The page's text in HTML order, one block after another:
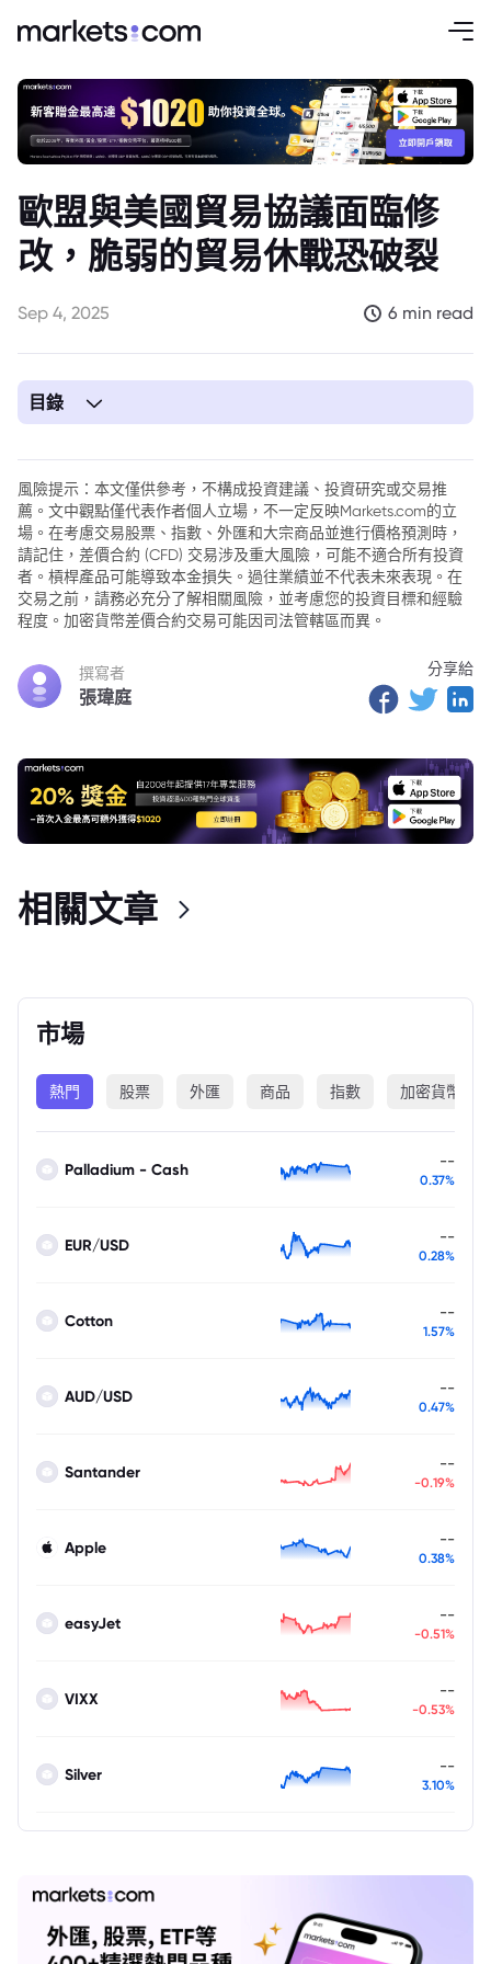
歐盟與美國貿易協議面臨修
改，脆弱的貿易休戰恐破裂
Sep 4, 2025 6 min read
目錄
風險提示：本文僅供參考，不構成投資建議、投資研究或交易推
薦。文中觀點僅代表作者個人立場，不一定反映Markets.com的立
場。在考慮交易股票、指數、外匯和大宗商品並進行價格預測時，
請記住，差價合約 (CFD) 交易涉及重大風險，可能不適合所有投資
者。槓桿產品可能導致本金損失。過往業績並不代表未來表現。在
交易之前，請務必充分了解相關風險，並考慮您的投資目標和經驗
程度。加密貨幣差價合約交易可能因司法管轄區而異。
撰寫者
張瑋庭
分享給
市場
熱門 股票 外匯 商品 指數 加密貨幣
Palladium - Cash --
0.37%
EUR/USD --
0.28%
Cotton --
1.57%
AUD/USD --
0.47%
Santander --
-0.19%
Apple --
0.38%
easyJet --
-0.51%
VIXX --
-0.53%
Silver --
3.10%
相關文章